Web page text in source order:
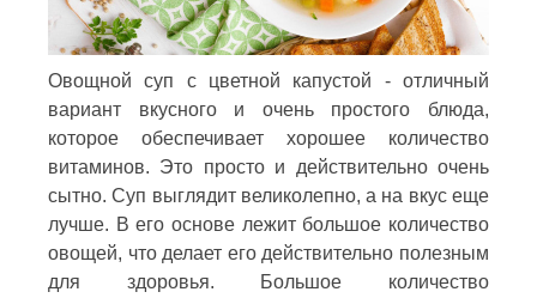
Овощной суп с цветной капустой - отличный
вариант вкусного и очень простого блюда,
которое обеспечивает хорошее количество
витаминов. Это просто и действительно очень
сытно. Суп выглядит великолепно, а на вкус еще
лучше. В его основе лежит большое количество
овощей, что делает его действительно полезным
для здоровья. Большое количество